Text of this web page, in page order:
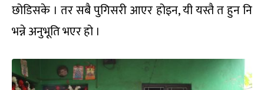
छोडिसके । तर सबै पुगिसरी आएर होइन, यी यस्तै त हुन नि
भन्ने अनुभूति भएर हो ।